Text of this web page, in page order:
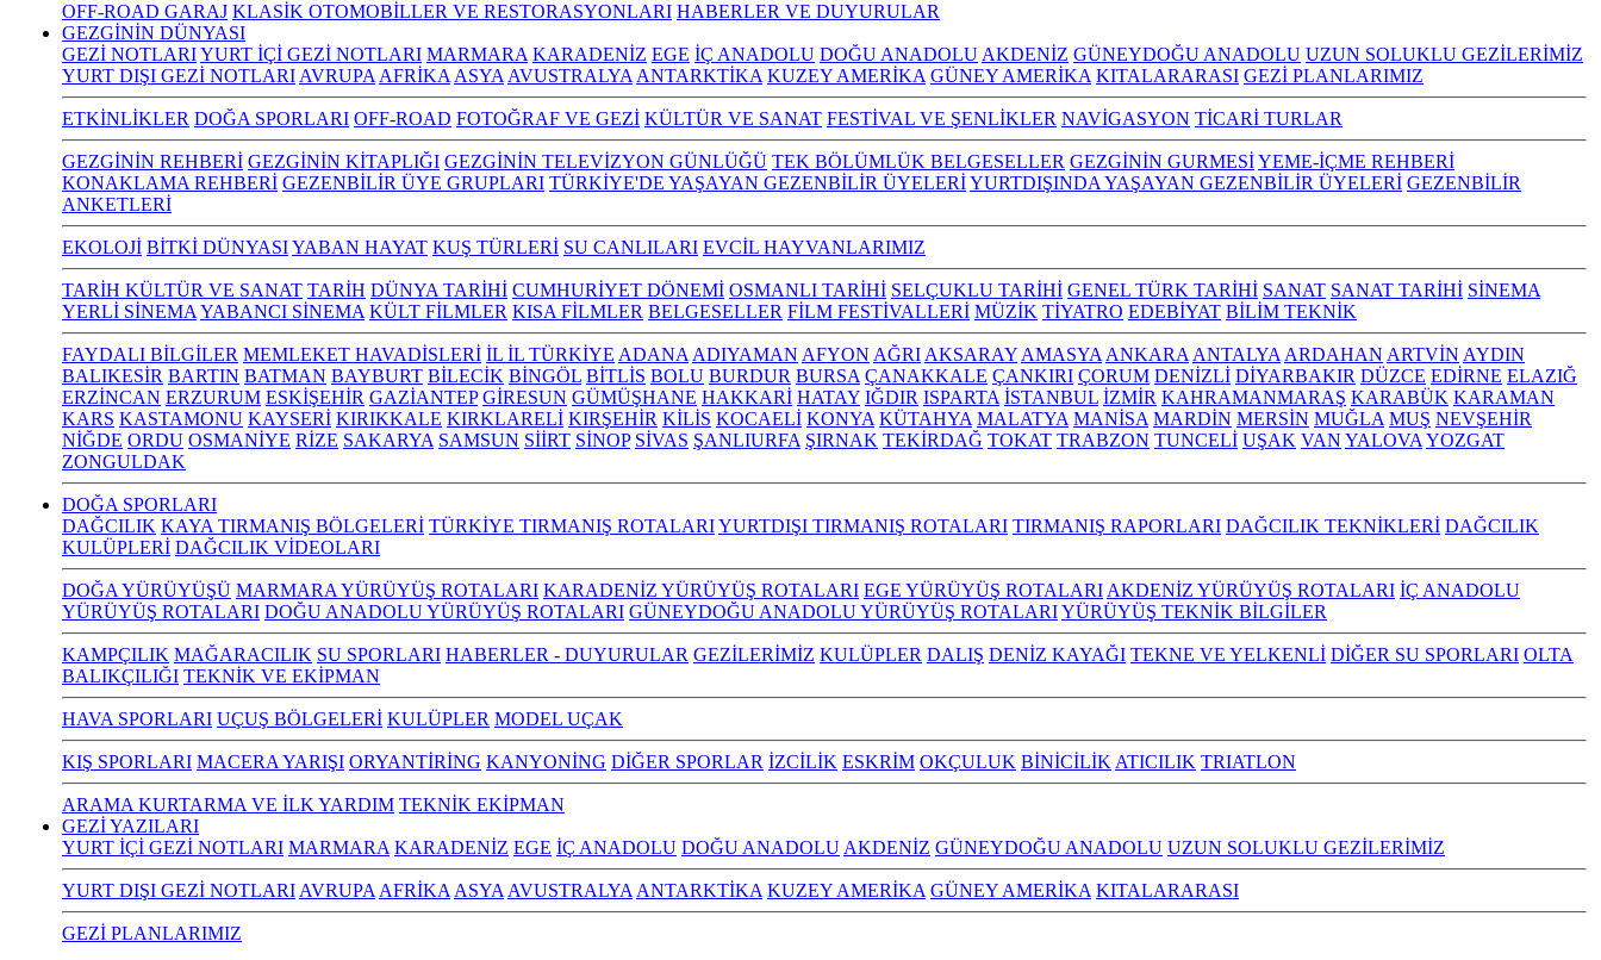
OFF-ROAD GARAJ KLASİK OTOMOBİLLER VE RESTORASYONLARI HABERLER VE DUYURULAR
GEZGİNİN DÜNYASI
GEZİ NOTLARIYURT İÇİ GEZİ NOTLARI MARMARA KARADENİZ EGE İÇ ANADOLU DOĞU ANADOLU AKDENİZ GÜNEYDOĞU ANADOLU UZUN SOLUKLU GEZİLERİMİZ
YURT DIŞI GEZİ NOTLARI AVRUPA AFRİKA ASYA AVUSTRALYA ANTARKTİKA KUZEY AMERİKA GÜNEY AMERİKA KITALARARASI GEZİ PLANLARIMIZ
ETKİNLİKLER DOĞA SPORLARI OFF-ROAD FOTOĞRAF VE GEZİ KÜLTÜR VE SANAT FESTİVAL VE ŞENLİKLER NAVİGASYON TİCARİ TURLAR
GEZGİNİN REHBERİ GEZGİNİN KİTAPLIĞI GEZGİNİN TELEVİZYON GÜNLÜĞÜ TEK BÖLÜMLÜK BELGESELLER GEZGİNİN GURMESİYEME-İÇME REHBERİ
KONAKLAMA REHBERİ GEZENBİLİR ÜYE GRUPLARI TÜRKİYE'DE YAŞAYAN GEZENBİLİR ÜYELERİYURTDIŞINDA YAŞAYAN GEZENBİLİR ÜYELERİ GEZENBİLİR
ANKETLERİ
EKOLOJİ BİTKİ DÜNYASIYABAN HAYAT KUŞ TÜRLERİ SU CANLILARI EVCİL HAYVANLARIMIZ
TARİH KÜLTÜR VE SANAT TARİH DÜNYA TARİHİ CUMHURİYET DÖNEMİ OSMANLI TARİHİ SELÇUKLU TARİHİ GENEL TÜRK TARİHİ SANAT SANAT TARİHİ SİNEMA
YERLİ SİNEMA YABANCI SİNEMA KÜLT FİLMLER KISA FİLMLER BELGESELLER FİLM FESTİVALLERİ MÜZİK TİYATRO EDEBİYAT BİLİM TEKNİK
FAYDALI BİLGİLER MEMLEKET HAVADİSLERİ İL İL TÜRKİYE ADANA ADIYAMAN AFYON AĞRI AKSARAY AMASYA ANKARA ANTALYA ARDAHAN ARTVİN AYDIN
BALIKESİR BARTIN BATMAN BAYBURT BİLECİK BİNGÖL BİTLİS BOLU BURDUR BURSA ÇANAKKALE ÇANKIRI ÇORUM DENİZLİ DİYARBAKIR DÜZCE EDİRNE ELAZIĞ
ERZİNCAN ERZURUM ESKİŞEHİR GAZİANTEP GİRESUN GÜMÜŞHANE HAKKARİ HATAY IĞDIR ISPARTA İSTANBUL İZMİR KAHRAMANMARAŞ KARABÜK KARAMAN
KARS KASTAMONU KAYSERİ KIRIKKALE KIRKLARELİ KIRŞEHİR KİLİS KOCAELİ KONYA KÜTAHYA MALATYA MANİSA MARDİN MERSİN MUĞLA MUŞ NEVŞEHİR
NİĞDE ORDU OSMANİYE RİZE SAKARYA SAMSUN SİİRT SİNOP SİVAS ŞANLIURFA ŞIRNAK TEKİRDAĞ TOKAT TRABZON TUNCELİ UŞAK VAN YALOVA YOZGAT
ZONGULDAK
DOĞA SPORLARI
DAĞCILIK KAYA TIRMANIŞ BÖLGELERİ TÜRKİYE TIRMANIŞ ROTALARIYURTDIŞI TIRMANIŞ ROTALARI TIRMANIŞ RAPORLARI DAĞCILIK TEKNİKLERİ DAĞCILIK
KULÜPLERİ DAĞCILIK VİDEOLARI
DOĞA YÜRÜYÜŞÜ MARMARA YÜRÜYÜŞ ROTALARI KARADENİZ YÜRÜYÜŞ ROTALARI EGE YÜRÜYÜŞ ROTALARI AKDENİZ YÜRÜYÜŞ ROTALARI İÇ ANADOLU
YÜRÜYÜŞ ROTALARI DOĞU ANADOLU YÜRÜYÜŞ ROTALARI GÜNEYDOĞU ANADOLU YÜRÜYÜŞ ROTALARIYÜRÜYÜŞ TEKNİK BİLGİLER
KAMPÇILIK MAĞARACILIK SU SPORLARI HABERLER - DUYURULAR GEZİLERİMİZ KULÜPLER DALIŞ DENİZ KAYAĞI TEKNE VE YELKENLİ DİĞER SU SPORLARI OLTA
BALIKÇILIĞI TEKNİK VE EKİPMAN
HAVA SPORLARI UÇUŞ BÖLGELERİ KULÜPLER MODEL UÇAK
KIŞ SPORLARI MACERA YARIŞI ORYANTİRİNG KANYONİNG DİĞER SPORLAR İZCİLİK ESKRİM OKÇULUK BİNİCİLİK ATICILIK TRIATLON
ARAMA KURTARMA VE İLK YARDIM TEKNİK EKİPMAN
GEZİ YAZILARI
YURT İÇİ GEZİ NOTLARI MARMARA KARADENİZ EGE İÇ ANADOLU DOĞU ANADOLU AKDENİZ GÜNEYDOĞU ANADOLU UZUN SOLUKLU GEZİLERİMİZ
YURT DIŞI GEZİ NOTLARI AVRUPA AFRİKA ASYA AVUSTRALYA ANTARKTİKA KUZEY AMERİKA GÜNEY AMERİKA KITALARARASI
GEZİ PLANLARIMIZ